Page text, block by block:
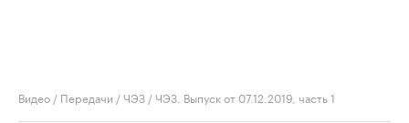
Видео / Передачи /ЧЭЗ /ЧЭЗ. Выпуск от 07.12.2019, часть 1